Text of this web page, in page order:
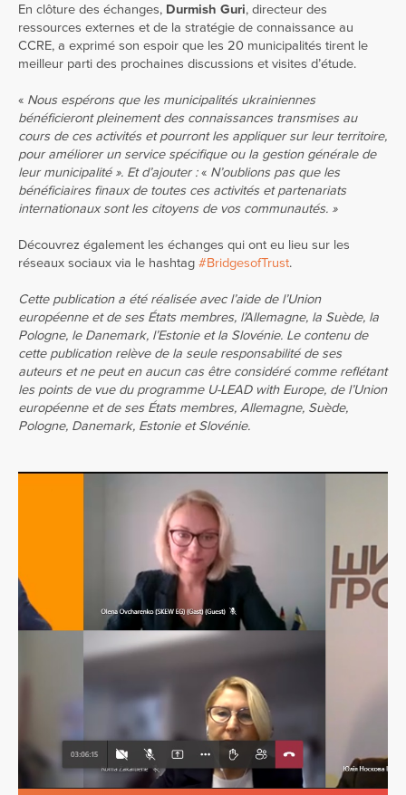
En clôture des échanges, Durmish Guri, directeur des
ressources externes et de la stratégie de connaissance au
CCRE, a exprimé son espoir que les 20 municipalités tirent le
meilleur parti des prochaines discussions et visites d’étude.
« Nous espérons que les municipalités ukrainiennes
bénéficieront pleinement des connaissances transmises au
cours de ces activités et pourront les appliquer sur leur territoire,
pour améliorer un service spécifique ou la gestion générale de
leur municipalité ». Et d’ajouter :« N’oublions pas que les
bénéficiaires finaux de toutes ces activités et partenariats
internationaux sont les citoyens de vos communautés. »
Découvrez également les échanges qui ont eu lieu sur les
réseaux sociaux via le hashtag #BridgesofTrust.
Cette publication a été réalisée avec l’aide de l’Union
européenne et de ses États membres, l’Allemagne, la Suède, la
Pologne, le Danemark, l’Estonie et la Slovénie. Le contenu de
cette publication relève de la seule responsabilité de ses
auteurs et ne peut en aucun cas être considéré comme reflétant
les points de vue du programme U-LEAD with Europe, de l’Union
européenne et de ses États membres, Allemagne, Suède,
Pologne, Danemark, Estonie et Slovénie.